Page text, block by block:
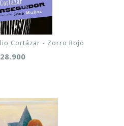
Cortázar - Zorro Rojo